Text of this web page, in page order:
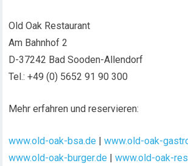
Old Oak Restaurant
Am Bahnhof 2
D-37242 Bad Sooden-Allendorf
Tel.: +49 (0) 5652 91 90 300
Mehr erfahren und reservieren:
www.old-oak-bsa.de |www.old-oak-
www.old-oak-burger.de |www.old-oak-